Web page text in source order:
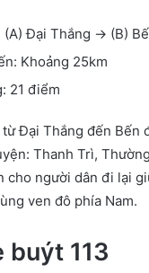
(A) Đại Thắng → (B)
Khoảng 25km
21 điểm
Đại Thắng đến Bến
Thanh Trì,
cho người dân đi lại
ven đô phía Nam.
buýt 113